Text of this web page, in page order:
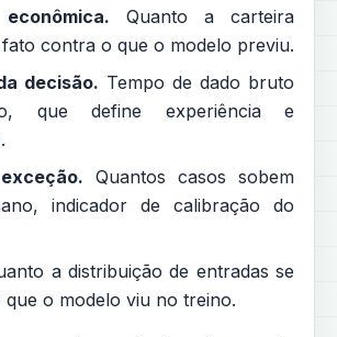
Quanto a carteira
contra o que o modelo previu.
decisão. Tempo de dado bruto
que define experiência e
Quantos casos sobem
indicador de calibração do
a distribuição de entradas se
que o modelo viu no treino.